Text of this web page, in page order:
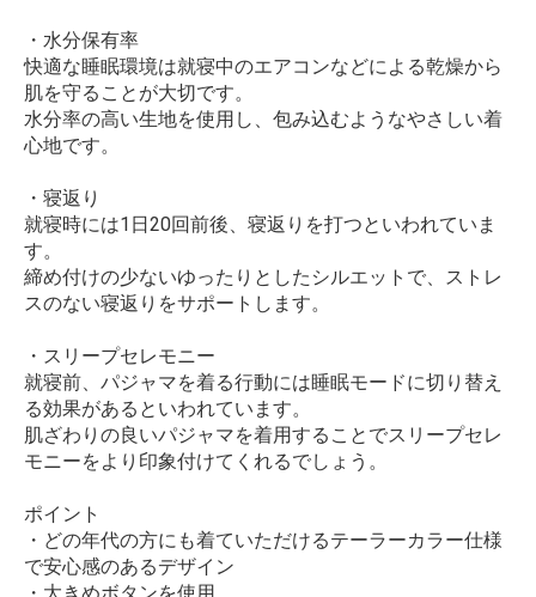
・水分保有率
快適な睡眠環境は就寝中のエアコンなどによる乾燥から
肌を守ることが大切です。
水分率の高い生地を使用し、包み込むようなやさしい着
心地です。
・寝返り
就寝時には1日20回前後、寝返りを打つといわれていま
す。
締め付けの少ないゆったりとしたシルエットで、ストレ
スのない寝返りをサポートします。
・スリープセレモニー
就寝前、パジャマを着る行動には睡眠モードに切り替え
る効果があるといわれています。
肌ざわりの良いパジャマを着用することでスリープセレ
モニーをより印象付けてくれるでしょう。
ポイント
・どの年代の方にも着ていただけるテーラーカラー仕様
で安心感のあるデザイン
・大きめボタンを使用